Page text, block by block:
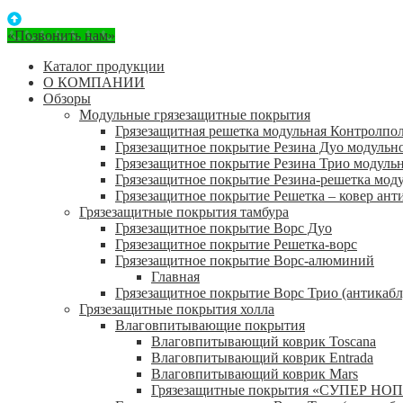
«Позвонить нам»
Каталог продукции
О КОМПАНИИ
Обзоры
Модульные грязезащитные покрытия
Грязезащитная решетка модульная
Грязезащитное покрытие Резина Дуо
Грязезащитное покрытие Резина Трио
Грязезащитное покрытие Резина-решетка
Грязезащитное покрытие Решетка – ковер
Грязезащитные покрытия тамбура
Грязезащитное покрытие Ворс Дуо
Грязезащитное покрытие Решетка-ворс
Грязезащитное покрытие Ворс-алюминий
Главная
Грязезащитное покрытие Ворс Трио
Грязезащитные покрытия холла
Влаговпитывающие покрытия
Влаговпитывающий коврик Toscana
Влаговпитывающий коврик Entrada
Влаговпитывающий коврик Mars
Грязезащитные покрытия «СУПЕР